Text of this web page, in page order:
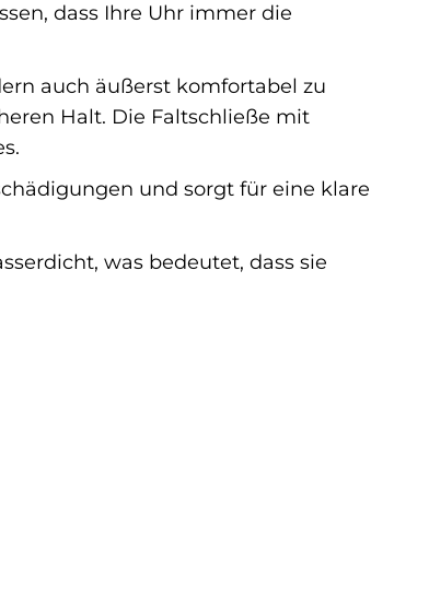
dass Ihre Uhr immer die
auch äußerst komfortabel zu
Halt. Die Faltschließe mit
und sorgt für eine klare
was bedeutet, dass sie